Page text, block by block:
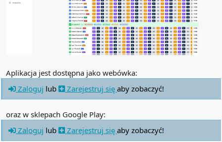
Aplikacja jest dostępna jako webówka:
Zaloguj lub Zarejestruj się aby zobaczyć!
oraz w sklepach Google Play:
Zaloguj lub Zarejestruj się aby zobaczyć!